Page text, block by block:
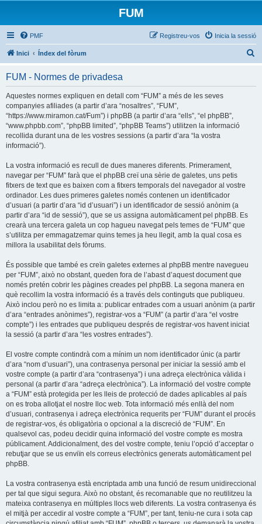
FUM
PMF Inicia la sessió
Registreu-vos
Inici Índex del fòrum
FUM - Normes de privadesa
Aquestes normes expliquen en detall com “FUM” a més de les seves
companyies afiliades (a partir d’ara “nosaltres”, “FUM”,
“https://www.miramon.cat/Fum”) i phpBB (a partir d’ara “ells”, “el phpBB”,
“www.phpbb.com”, “phpBB limited”, “phpBB Teams”) utilitzen la informació
recollida durant una de les vostres sessions (a partir d’ara “la vostra
informació”).
La vostra informació es recull de dues maneres diferents. Primerament,
navegar per “FUM” farà que el phpBB creï una sèrie de galetes, uns petis
fitxers de text que es baixen com a fitxers temporals del navegador al vostre
ordinador. Les dues primeres galetes només contenen un identificador
d’usuari (a partir d’ara “id d’usuari”) i un identificador de sessió anònim (a
partir d’ara “id de sessió”), que se us assigna automàticament pel phpBB. Es
crearà una tercera galeta un cop hagueu navegat pels temes de “FUM” que
s’utilitza per emmagatzemar quins temes ja heu llegit, amb la qual cosa es
millora la usabilitat dels fòrums.
És possible que també es creïn galetes externes al phpBB mentre navegueu
per “FUM”, això no obstant, queden fora de l’abast d’aquest document que
només pretén cobrir les pàgines creades pel phpBB. La segona manera en
què recollim la vostra informació és a través dels continguts que publiqueu.
Això inclou però no es limita a: publicar entrades com a usuari anònim (a partir
d’ara “entrades anònimes”), registrar-vos a “FUM” (a partir d’ara “el vostre
compte”) i les entrades que publiqueu després de registrar-vos havent iniciat
la sessió (a partir d’ara “les vostres entrades”).
El vostre compte contindrà com a mínim un nom identificador únic (a partir
d’ara “nom d’usuari”), una contrasenya personal per iniciar la sessió amb el
vostre compte (a partir d’ara “contrasenya”) i una adreça electrònica vàlida i
personal (a partir d’ara “adreça electrònica”). La informació del vostre compte
a “FUM” està protegida per les lleis de protecció de dades aplicables al país
on es troba allotjat el nostre lloc web. Tota informació més enllà del nom
d’usuari, contrasenya i adreça electrònica requerits per “FUM” durant el procés
de registrar-vos, és obligatòria o opcional a la discreció de “FUM”. En
qualsevol cas, podeu decidir quina informació del vostre compte es mostra
públicament. Addicionalment, des del vostre compte, teniu l’opció d’acceptar o
rebutjar que se us enviïn els correus electrònics generats automàticament pel
phpBB.
La vostra contrasenya està encriptada amb una funció de resum unidireccional
per tal que sigui segura. Això no obstant, és recomanable que no reutilitzeu la
mateixa contrasenya en múltiples llocs web diferents. La vostra contrasenya és
el mitjà per accedir al vostre compte a “FUM”, per tant, teniu-ne cura i sota cap